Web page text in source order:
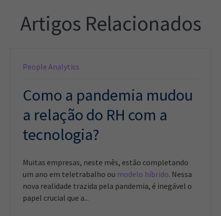
Artigos Relacionados
People Analytics
Como a pandemia mudou
a relação do RH com a
tecnologia?
Muitas empresas, neste mês, estão completando
um ano em teletrabalho ou modelo híbrido. Nessa
nova realidade trazida pela pandemia, é inegável o
papel crucial que a...